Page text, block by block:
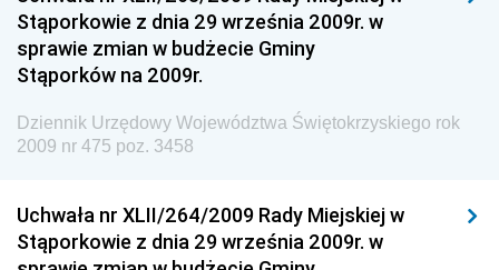
Gospodarki Terenowej i Ochrony Środowiska
Dziennik Urzędowy Ministerstwa Administracji i
Gospodarki Przestrzennej
Dziennik Urzędowy Unii Europejskiej, L
Dziennik Urzędowy Ministerstwa Przemysłu
Chemicznego i Lekkiego
Stąporkowie z dnia 29 września 2009r. w
sprawie zmian w budżecie Gminy
Stąporków na 2009r.
Dziennik Urzędowy Województwa Świętokrzyskiego rok
2009 nr 475 poz. 3458
Uchwała nr XLII/264/2009 Rady Miejskiej w
Stąporkowie z dnia 29 września 2009r. w